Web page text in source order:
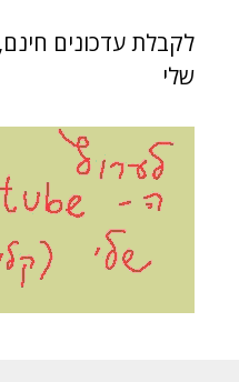
לקבלת עדכונים
שלי